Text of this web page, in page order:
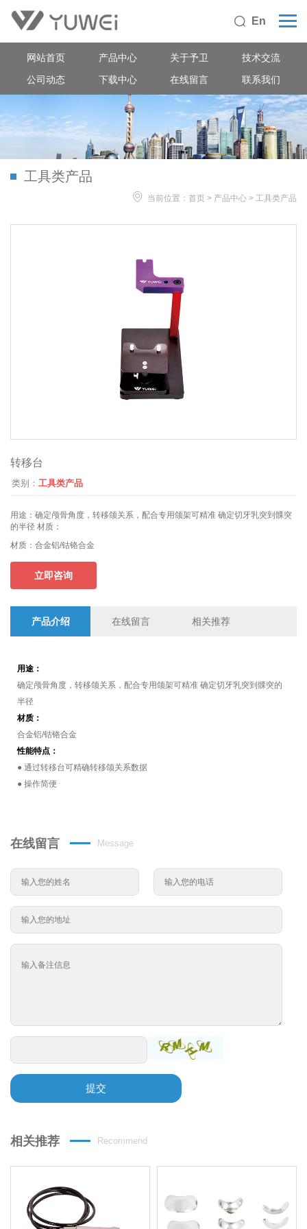
 En
网站首页 产品中心 关于予卫
技术交流
公司动态
下载中心 在线留言 联系我们
工具类产品
 当前位置： 首页 > 产品中心 > 工具类产品
转移台
类别： 工具类产品
用途： 确定颅骨角度，转移颌关系，配合专用颌架可精准 确定切牙乳突到髁突
的半径 材质：
材质： 合金铝/钴铬合金
立即咨询
产品介绍 在线留言 相关推荐
用途：
确定颅骨角度，转移颌关系，配合专用颌架可精准 确定切牙乳突到髁突的
半径
材质：
合金铝/钴铬合金
性能特点：
● 通过转移台可精确转移颌关系数据
● 操作简便
在线留言 Message
提交
相关推荐 Recommend